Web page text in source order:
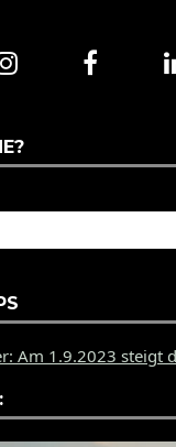
1.9.2023 steigt